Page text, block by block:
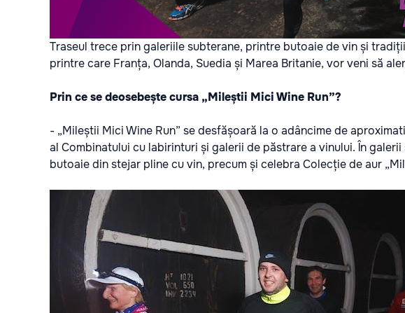
Traseul trece prin galeriile subterane, printre butoaie de vin și
printre care Franța, Olanda, Suedia și Marea Britanie, vor veni să
Prin ce se deosebește cursa „Mileștii Mici Wine Run”?
- „Mileștii Mici Wine Run” se desfășoară la o adâncime de
al Combinatului cu labirinturi și galerii de păstrare a vinului. În
butoaie din stejar pline cu vin, precum și celebra Colecție de aur